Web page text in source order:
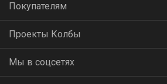
Покупателям
Проекты Колбы
Мы в соцсетях